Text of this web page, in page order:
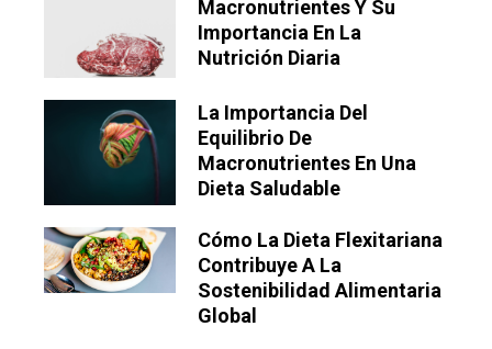
Macronutrientes Y Su
Importancia En La
Nutrición Diaria
La Importancia Del
Equilibrio De
Macronutrientes En Una
Dieta Saludable
Cómo La Dieta Flexitariana
Contribuye A La
Sostenibilidad Alimentaria
Global